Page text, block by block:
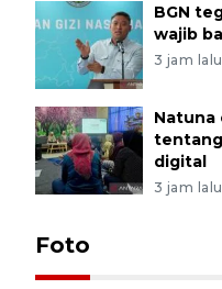
BGN
wajib
3 jam lalu
Natuna
digital
3 jam lalu
Foto